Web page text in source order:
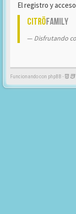
El registro y
CitröFamily
Disfrutando
Funcionando con phpBB -